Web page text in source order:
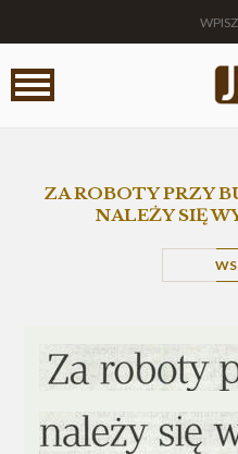
ZA ROBOTY PRZY
NALEŻY SIĘ